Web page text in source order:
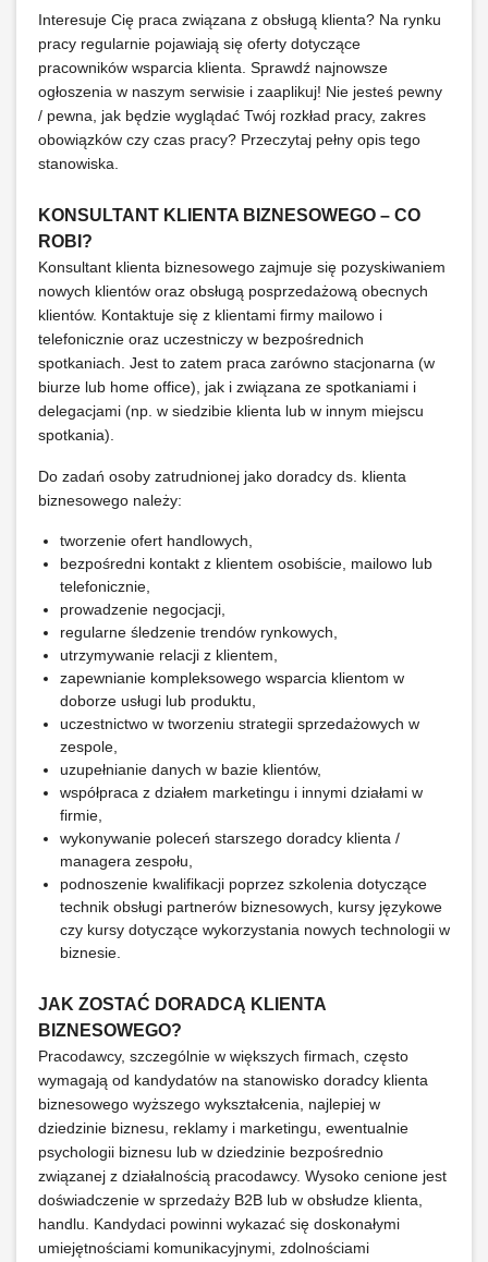
Interesuje Cię praca związana z obsługą klienta? Na rynku
pracy regularnie pojawiają się oferty dotyczące
pracowników wsparcia klienta. Sprawdź najnowsze
ogłoszenia w naszym serwisie i zaaplikuj! Nie jesteś pewny
/ pewna, jak będzie wyglądać Twój rozkład pracy, zakres
obowiązków czy czas pracy? Przeczytaj pełny opis tego
stanowiska.
KONSULTANT KLIENTA BIZNESOWEGO – CO
ROBI?
Konsultant klienta biznesowego zajmuje się pozyskiwaniem
nowych klientów oraz obsługą posprzedażową obecnych
klientów. Kontaktuje się z klientami firmy mailowo i
telefonicznie oraz uczestniczy w bezpośrednich
spotkaniach. Jest to zatem praca zarówno stacjonarna (w
biurze lub home office), jak i związana ze spotkaniami i
delegacjami (np. w siedzibie klienta lub w innym miejscu
spotkania).
Do zadań osoby zatrudnionej jako doradcy ds. klienta
biznesowego należy:
tworzenie ofert handlowych,
bezpośredni kontakt z klientem osobiście, mailowo lub
telefonicznie,
prowadzenie negocjacji,
regularne śledzenie trendów rynkowych,
utrzymywanie relacji z klientem,
zapewnianie kompleksowego wsparcia klientom w
doborze usługi lub produktu,
uczestnictwo w tworzeniu strategii sprzedażowych w
zespole,
uzupełnianie danych w bazie klientów,
współpraca z działem marketingu i innymi działami w
firmie,
wykonywanie poleceń starszego doradcy klienta /
managera zespołu,
podnoszenie kwalifikacji poprzez szkolenia dotyczące
technik obsługi partnerów biznesowych, kursy językowe
czy kursy dotyczące wykorzystania nowych technologii w
biznesie.
JAK ZOSTAĆ DORADCĄ KLIENTA
BIZNESOWEGO?
Pracodawcy, szczególnie w większych firmach, często
wymagają od kandydatów na stanowisko doradcy klienta
biznesowego wyższego wykształcenia, najlepiej w
dziedzinie biznesu, reklamy i marketingu, ewentualnie
psychologii biznesu lub w dziedzinie bezpośrednio
związanej z działalnością pracodawcy. Wysoko cenione jest
doświadczenie w sprzedaży B2B lub w obsłudze klienta,
handlu. Kandydaci powinni wykazać się doskonałymi
umiejętnościami komunikacyjnymi, zdolnościami